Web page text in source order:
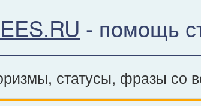
- помощь
статусы, фразы со